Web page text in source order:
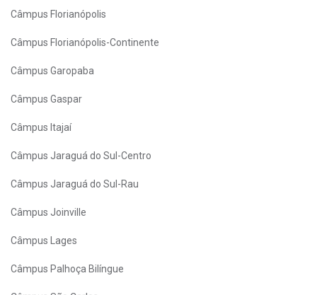
Câmpus Florianópolis
Câmpus Florianópolis-Continente
Câmpus Garopaba
Câmpus Gaspar
Câmpus Itajaí
Câmpus Jaraguá do Sul-Centro
Câmpus Jaraguá do Sul-Rau
Câmpus Joinville
Câmpus Lages
Câmpus Palhoça Bilíngue